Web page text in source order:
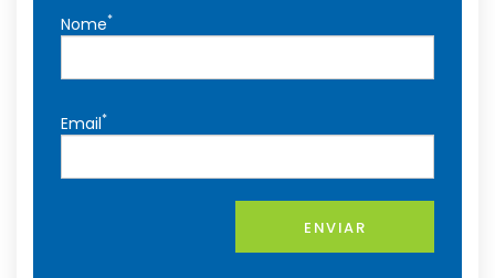
Nome*
Email*
ENVIAR